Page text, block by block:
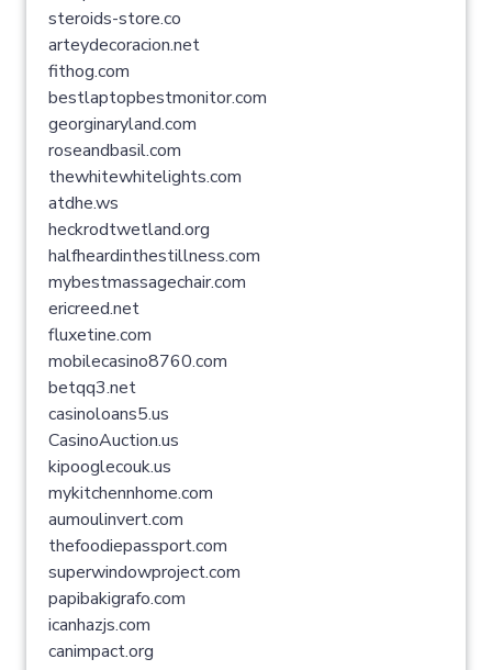
steroids-store.co
arteydecoracion.net
fithog.com
bestlaptopbestmonitor.com
georginaryland.com
roseandbasil.com
thewhitewhitelights.com
atdhe.ws
heckrodtwetland.org
halfheardinthestillness.com
mybestmassagechair.com
ericreed.net
fluxetine.com
mobilecasino8760.com
betqq3.net
casinoloans5.us
CasinoAuction.us
kipooglecouk.us
mykitchennhome.com
aumoulinvert.com
thefoodiepassport.com
superwindowproject.com
papibakigrafo.com
icanhazjs.com
canimpact.org